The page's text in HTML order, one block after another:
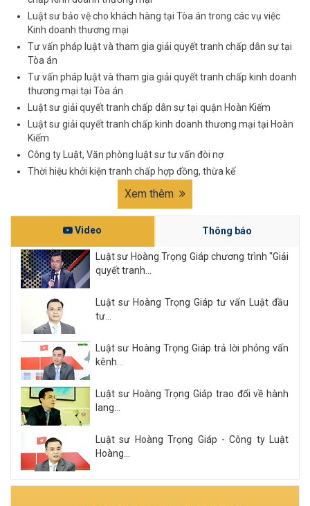
Luật sư bảo vệ cho khách hàng tại Tòa án trong các vụ việc
Kinh doanh thương mại
Tư vấn pháp luật và tham gia giải quyết tranh chấp dân sự tại
Tòa án
Tư vấn pháp luật và tham gia giải quyết tranh chấp kinh doanh
thương mại tại Tòa án
Luật sư giải quyết tranh chấp dân sự tại quận Hoàn Kiếm
Luật sư giải quyết tranh chấp kinh doanh thương mại tại Hoàn
Kiếm
Công ty Luật, Văn phòng luật sư tư vấn đòi nợ
Thời hiệu khởi kiện tranh chấp hợp đồng, thừa kế
Xem thêm
Video Thông báo
Luật sư Hoàng Trọng Giáp chương trình "Giải
quyết tranh...
Luật sư Hoàng Trọng Giáp tư vấn Luật đầu
tư...
Luật sư Hoàng Trọng Giáp trả lời phỏng vấn
kênh...
Luật sư Hoàng Trọng Giáp trao đổi về hành
lang...
Luật sư Hoàng Trọng Giáp - Công ty Luật
Hoàng...
Xem tất cả